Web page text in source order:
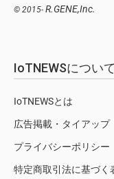
© 2015- R.GENE,Inc.
IoTNEWSについて
IoTNEWSとは
広告掲載・タイアップ
プライバシーポリシー
特定商取引法に基づく